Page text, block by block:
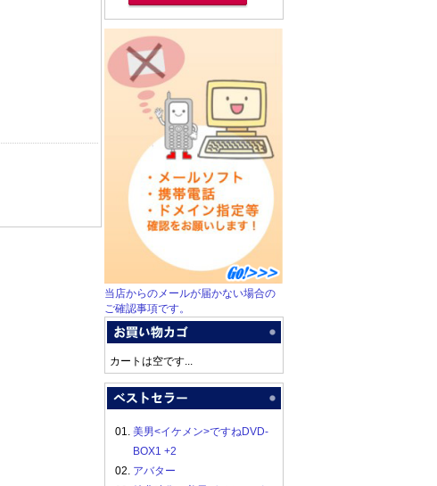
当店からのメールが届かない場合の
ご確認事項です。
カートは空です...
01. 美男<イケメン>ですねDVD-
BOX1 +2
02. アバター